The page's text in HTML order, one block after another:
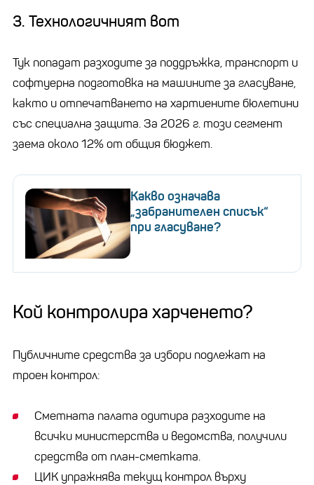
3. Технологичният вот
Тук попадат разходите за поддръжка, транспорт и
софтуерна подготовка на машините за гласуване,
както и отпечатването на хартиените бюлетини
със специална защита. За 2026 г. този сегмент
заема около 12% от общия бюджет.
Какво означава
„забранителен списък“
при гласуване?
Кой контролира харченето?
Публичните средства за избори подлежат на
троен контрол:
Сметната палата одитира разходите на
всички министерства и ведомства, получили
средства от план-сметката.
ЦИК упражнява текущ контрол върху